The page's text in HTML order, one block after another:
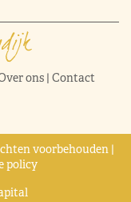
ons| Contact
voorbehouden |
policy